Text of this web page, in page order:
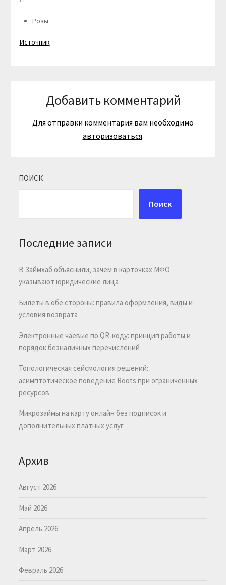
Розы
Источник
Добавить комментарий
Для отправки комментария вам необходимо
авторизоваться.
ПОИСК
Поиск
Последние записи
В Займхаб объяснили, зачем в карточках МФО
указывают юридические лица
Билеты в обе стороны: правила оформления, виды и
условия возврата
Электронные чаевые по QR-коду: принцип работы и
порядок безналичных перечислений
Топологическая сейсмология решений:
асимптотическое поведение Roots при ограниченных
ресурсов
Микрозаймы на карту онлайн без подписок и
дополнительных платных услуг
Архив
Август 2026
Май 2026
Апрель 2026
Март 2026
Февраль 2026